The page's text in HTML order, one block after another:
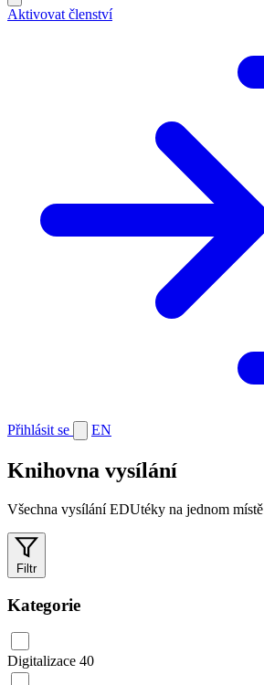
Aktivovat členství
Přihlásit se EN
Knihovna vysílání
Všechna vysílání EDUtéky na jednom místě
Filtr
Kategorie
Digitalizace 40